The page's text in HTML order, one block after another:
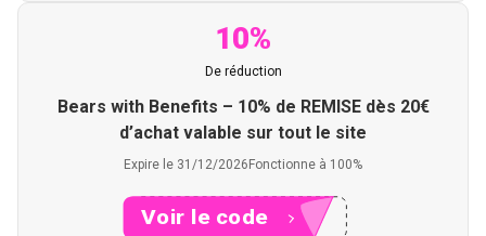
10%
De réduction
Bears with Benefits – 10% de REMISE dès 20€
d’achat valable sur tout le site
Expire le 31/12/2026 Fonctionne à 100%
XXXRS
Voir le code